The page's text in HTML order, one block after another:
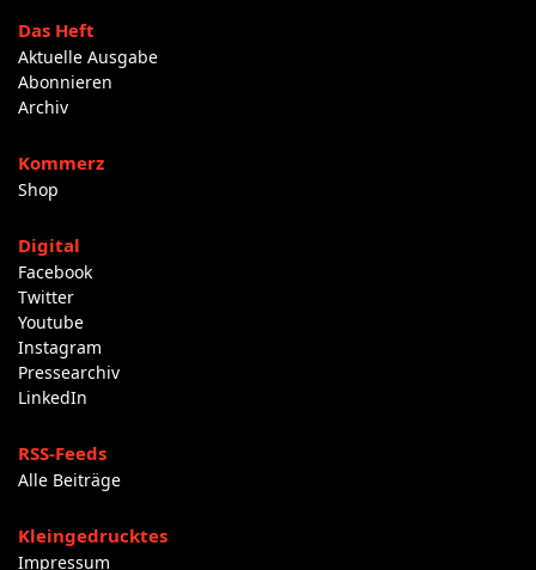
Das Heft
Aktuelle Ausgabe
Abonnieren
Archiv
Kommerz
Shop
Digital
Facebook
Twitter
Youtube
Instagram
Pressearchiv
LinkedIn
RSS-Feeds
Alle Beiträge
Kleingedrucktes
Impressum